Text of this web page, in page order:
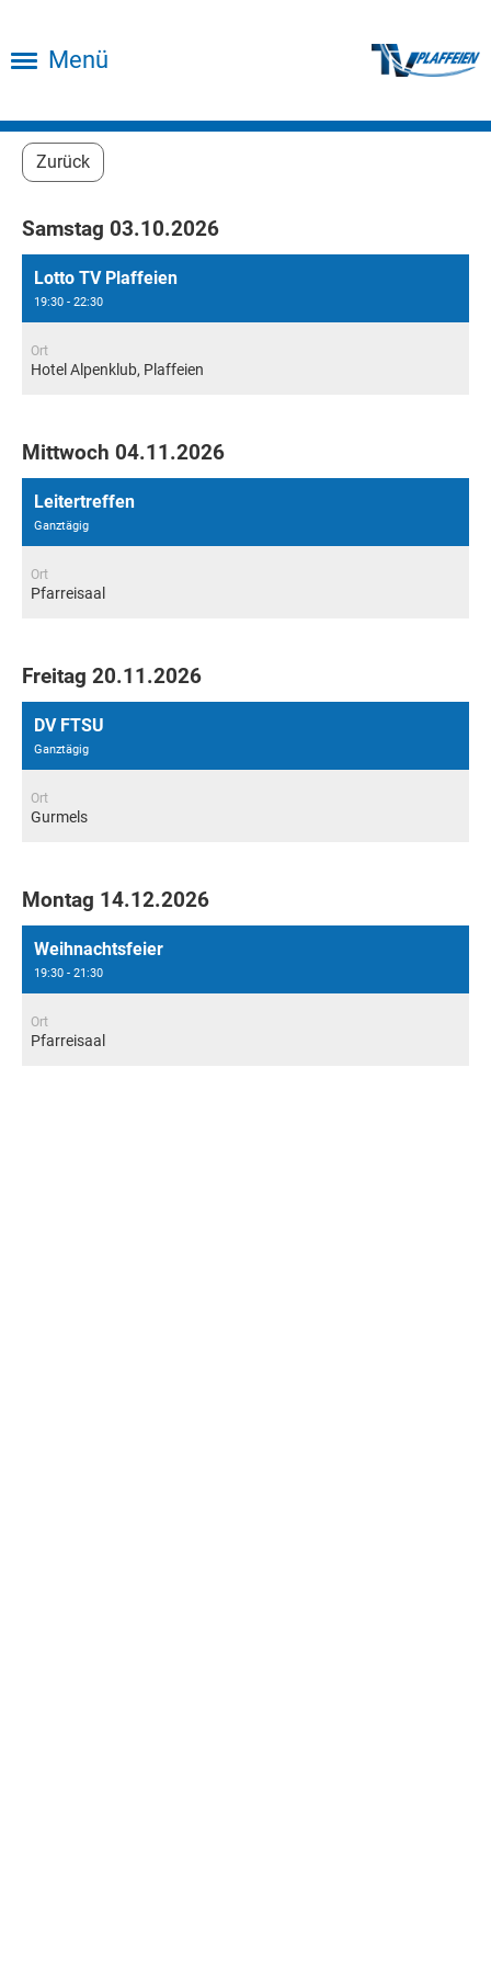
Menü
Zurück
Samstag 03.10.2026
Lotto TV Plaffeien
19:30 - 22:30
Ort
Hotel Alpenklub, Plaffeien
Mittwoch 04.11.2026
Leitertreffen
Ganztägig
Ort
Pfarreisaal
Freitag 20.11.2026
DV FTSU
Ganztägig
Ort
Gurmels
Montag 14.12.2026
Weihnachtsfeier
19:30 - 21:30
Ort
Pfarreisaal